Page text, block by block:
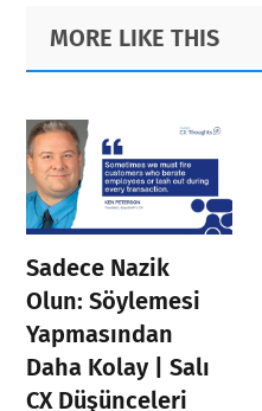
Primary
Sidebar
Footer
MORE LIKE THIS
Sadece Nazik
Olun: Söylemesi
Yapmasından
Daha Kolay | Salı
CX Düşünceleri